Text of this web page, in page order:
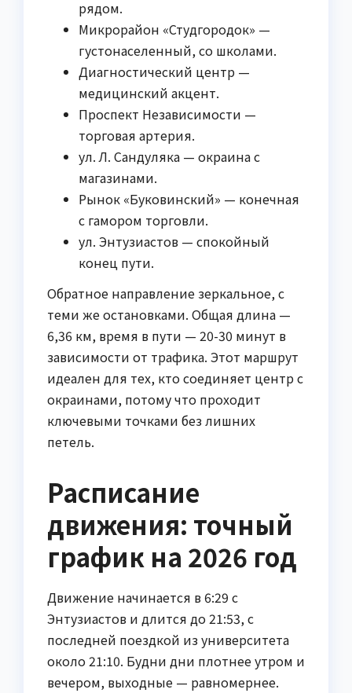
рядом.
Микрорайон «Студгородок» —
густонаселенный, со школами.
Диагностический центр —
медицинский акцент.
Проспект Независимости —
торговая артерия.
ул. Л. Сандуляка — окраина с
магазинами.
Рынок «Буковинский» — конечная
с гамором торговли.
ул. Энтузиастов — спокойный
конец пути.
Обратное направление зеркальное, с
теми же остановками. Общая длина —
6,36 км, время в пути — 20-30 минут в
зависимости от трафика. Этот маршрут
идеален для тех, кто соединяет центр с
окраинами, потому что проходит
ключевыми точками без лишних
петель.
Расписание
движения: точный
график на 2026 год
Движение начинается в 6:29 с
Энтузиастов и длится до 21:53, с
последней поездкой из университета
около 21:10. Будни дни плотнее утром и
вечером, выходные — равномернее.